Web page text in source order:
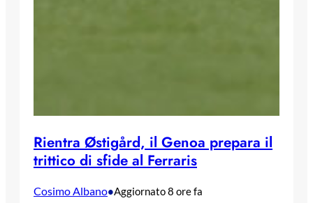
Rientra Østigård, il Genoa prepara il
trittico di sfide al Ferraris
Cosimo Albano•Aggiornato 8 ore fa